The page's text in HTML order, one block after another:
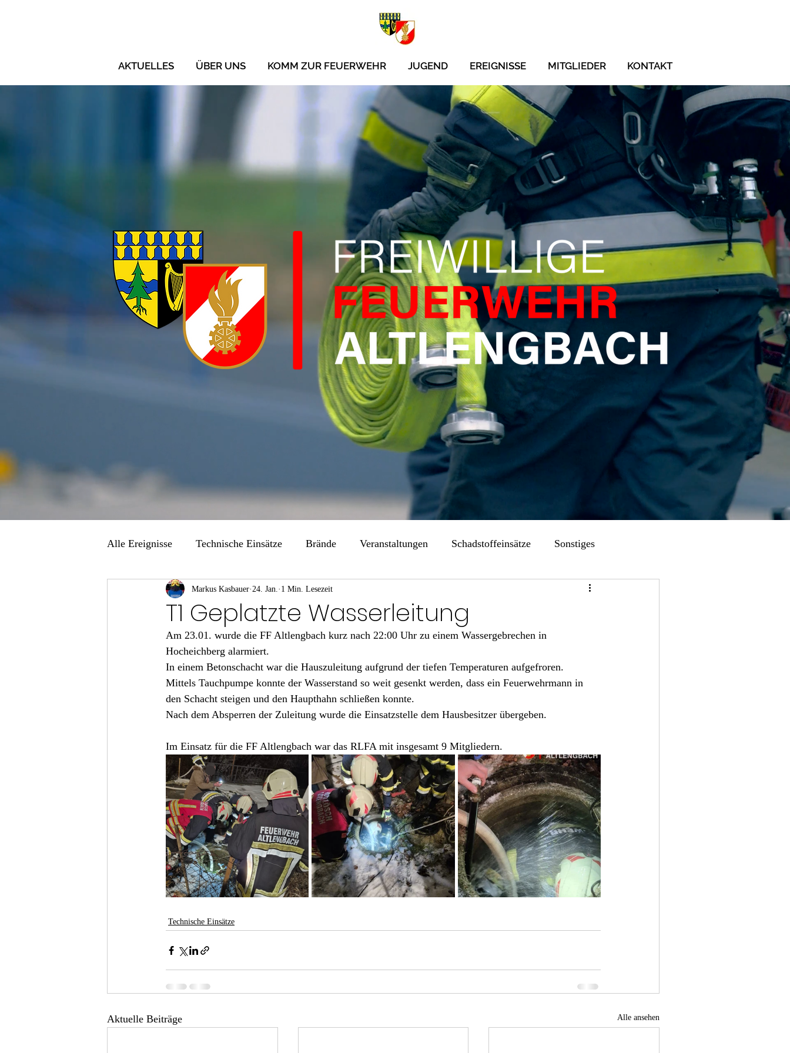
AKTUELLES ÜBER UNS KOMM ZUR FEUERWEHR JUGEND EREIGNISSE MITGLIEDER KONTAKT
Alle Ereignisse Technische Einsätze Brände Veranstaltungen Schadstoffeinsätze Sonstiges
Übungen
T1 Geplatzte Wasserleitung
Markus Kasbauer 24. Jan. 1 Min. Lesezeit
Am 23.01. wurde die FF Altlengbach kurz nach 22:00 Uhr zu einem Wassergebrechen in
Hocheichberg alarmiert.
In einem Betonschacht war die Hauszuleitung aufgrund der tiefen Temperaturen aufgefroren.
Mittels Tauchpumpe konnte der Wasserstand so weit gesenkt werden, dass ein Feuerwehrmann in
den Schacht steigen und den Haupthahn schließen konnte.
Nach dem Absperren der Zuleitung wurde die Einsatzstelle dem Hausbesitzer übergeben.
Im Einsatz für die FF Altlengbach war das RLFA mit insgesamt 9 Mitgliedern.
Technische Einsätze
Aktuelle Beiträge Alle ansehen